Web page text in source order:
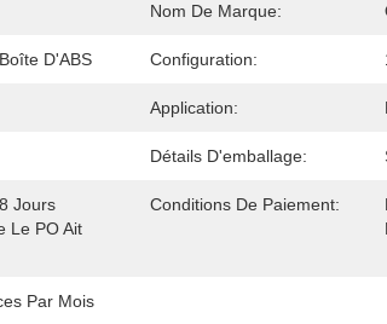
Nom De Marque:
D'ABS Configuration:
Application:
Détails D'emballage:
Jours
Le PO Ait
Conditions De Paiement:
Par Mois